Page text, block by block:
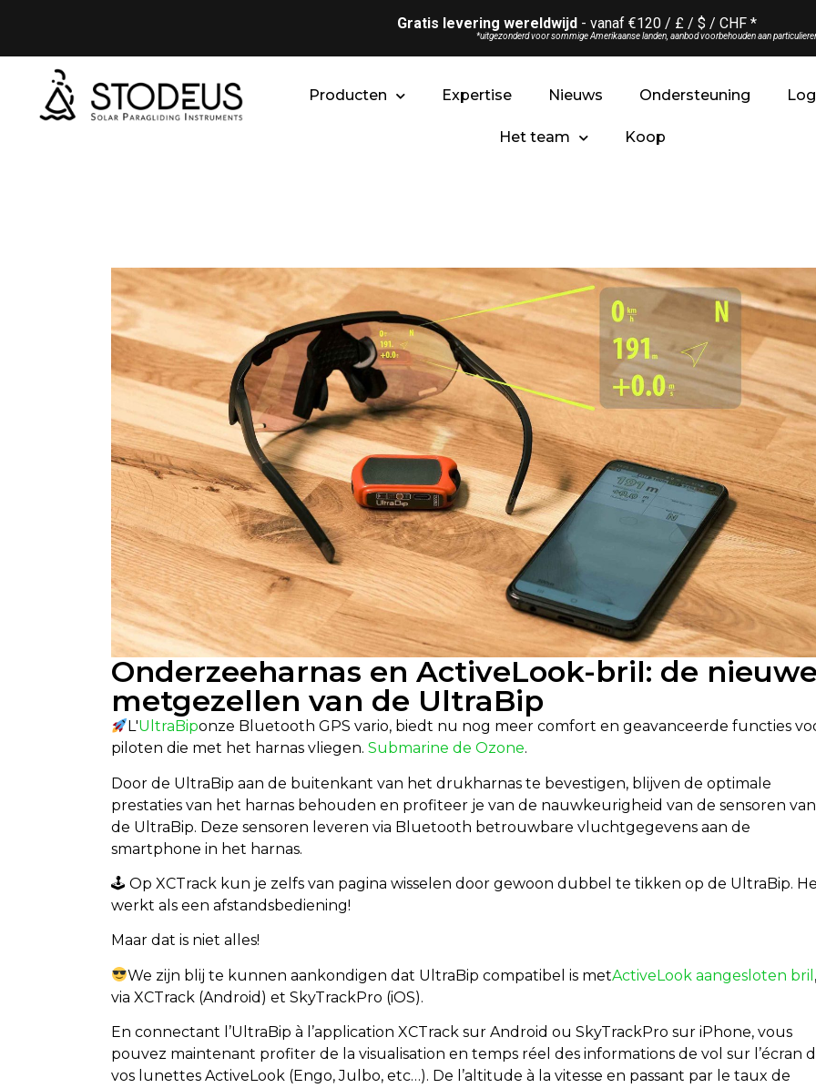
Gratis levering wereldwijd - vanaf €120 / £ / $ / CHF *
*uitgezonderd voor sommige Amerikaanse landen, aanbod voorbehouden aan
Producten Expertise Nieuws Ondersteuning
Het team Koop
Onderzeeharnas en ActiveLook-bril: de
metgezellen van de UltraBip
L'UltraBiponze Bluetooth GPS vario, biedt nu nog meer comfort en geavanceerde functies
piloten die met het harnas vliegen. Submarine de Ozone.
Door de UltraBip aan de buitenkant van het drukharnas te bevestigen, blijven de optimale
prestaties van het harnas behouden en profiteer je van de nauwkeurigheid van de sensoren van
de UltraBip. Deze sensoren leveren via Bluetooth betrouwbare vluchtgegevens aan de
smartphone in het harnas.
🕹 Op XCTrack kun je zelfs van pagina wisselen door gewoon dubbel te tikken op de UltraBip.
werkt als een afstandsbediening!
Maar dat is niet alles!
We zijn blij te kunnen aankondigen dat UltraBip compatibel is metActiveLook aangesloten bril
via XCTrack (Android) et SkyTrackPro (iOS).
En connectant l’UltraBip à l’application XCTrack sur Android ou SkyTrackPro sur iPhone, vous
pouvez maintenant profiter de la visualisation en temps réel des informations de vol sur l’écran
vos lunettes ActiveLook (Engo, Julbo, etc…). De l’altitude à la vitesse en passant par le taux de